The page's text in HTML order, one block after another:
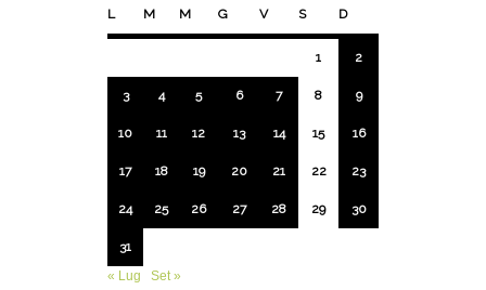
L M M G V S D
1 2
3 4 5 6 7 8 9
10 11 12 13 14 15 16
17 18 19 20 21 22 23
24 25 26 27 28 29 30
31
« Lug
Set »